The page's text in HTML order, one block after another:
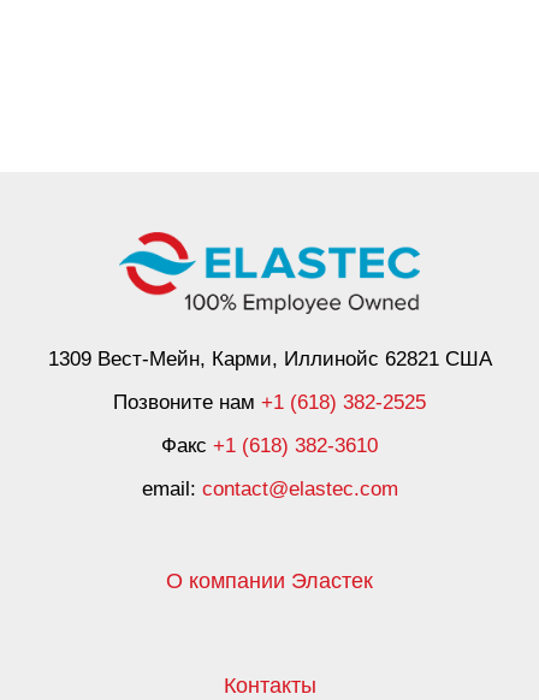
1309 Вест-Мейн, Карми, Иллинойс 62821 США
Позвоните нам +1 (618) 382-2525
Факс +1 (618) 382-3610
email: contact@elastec.com
О компании Эластек
Контакты